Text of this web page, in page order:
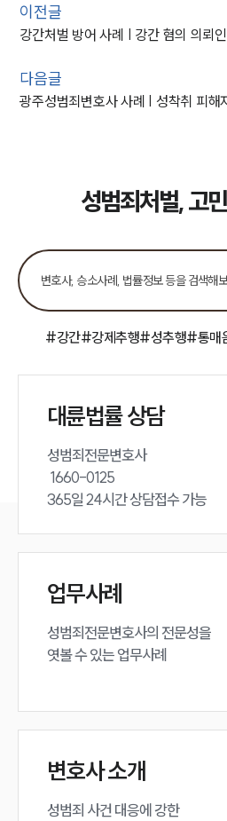
이전글
강간처벌 방어 사례 | 강간 혐의 의뢰
다음글
성범죄처벌, 고
#강간#강제추행#성추행#통매
대륜법률 상담
성범죄전문변호사
365일 24시간 상담접수 가능
업무사례
성범죄전문변호사의 전문성을
엿볼 수 있는 업무사례
변호사 소개
성범죄 사건 대응에 강한